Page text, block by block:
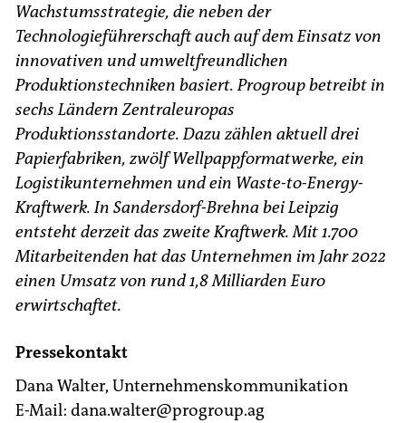
Wachstumsstrategie, die neben der
Technologieführerschaft auch auf dem Einsatz von
innovativen und umweltfreundlichen
Produktionstechniken basiert. Progroup betreibt in
sechs Ländern Zentraleuropas
Produktionsstandorte. Dazu zählen aktuell drei
Papierfabriken, zwölf Wellpappformatwerke, ein
Logistikunternehmen und ein Waste-to-Energy-
Kraftwerk. In Sandersdorf-Brehna bei Leipzig
entsteht derzeit das zweite Kraftwerk. Mit 1.700
Mitarbeitenden hat das Unternehmen im Jahr 2022
einen Umsatz von rund 1,8 Milliarden Euro
erwirtschaftet.
Pressekontakt
Dana Walter, Unternehmenskommunikation
E-Mail: dana.walter@progroup.ag